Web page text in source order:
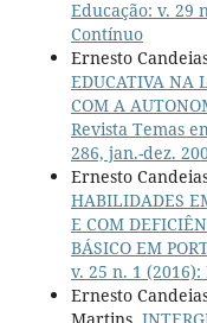
Educação: v. 29
Contínuo
Ernesto
EDUCATIVA NA
COM A
Revista Temas
286, jan.-dez.
Ernesto
HABILIDADES
E COM
BÁSICO EM
v. 25 n. 1
Ernesto